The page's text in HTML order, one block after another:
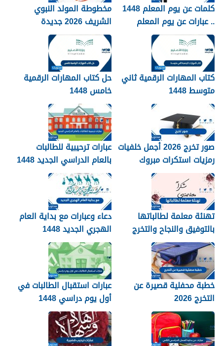
كلمات عن يوم المعلم 1448
.. عبارات عن يوم المعلم
مكتوبة 1448
مخطوطة المولد النبوي
الشريف 2026 جديدة
كتاب المهارات الرقمية ثاني
متوسط 1448
حل كتاب المهارات الرقمية
خامس 1448
صور تخرج 2026 أجمل خلفيات
رمزيات استكرات مبروك
التخرج 1448
عبارات ترحيبية للطالبات
بالعام الدراسي الجديد 1448
بالصور
تهنئة معلمة لطالباتها
بالتوفيق والنجاح والتخرج
2026
دعاء وعبارات مع بداية العام
الهجري الجديد 1448
خطبة محفلية قصيرة عن
التخرج 2026
عبارات استقبال الطالبات في
أول يوم دراسي 1448